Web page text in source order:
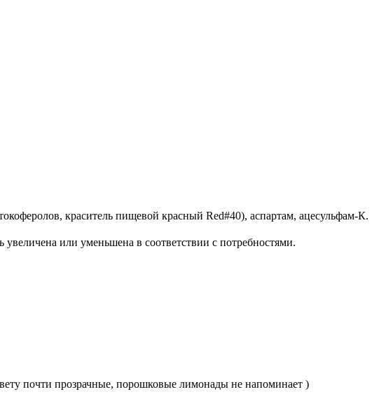
краситель пищевой красный Red#40), аспартам, ацесульфам-К.
или уменьшена в соответствии с потребностями.
почти прозрачные, порошковые лимонады не напоминает )